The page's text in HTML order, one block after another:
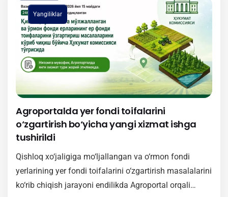
bilan tasdiqlangan Nizomning mazmun-mohiyati
yuzasidan batafsil ma’lumot berildi. Unga muvofiq,
2026-yil 1-iyuldan boshlab qishloq xo‘jaligiga
mo‘ljallangan va o‘rmon fondi yerlari toifasini
o‘zgartirishga…
Yangiliklar
Agroportalda yer fondi toifalarini
o‘zgartirish bo‘yicha yangi xizmat ishga
tushirildi
Qishloq xo‘jaligiga mo‘ljallangan va o‘rmon fondi
yerlarining yer fondi toifalarini o‘zgartirish masalalarini
ko‘rib chiqish jarayoni endilikda Agroportal orqali